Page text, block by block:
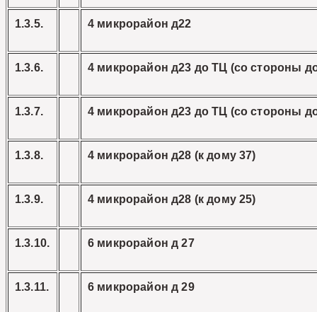
1.3.5. 4 микрорайон д22
1.3.6. 4 микрорайон д23 до ТЦ (со стороны
1.3.7. 4 микрорайон д23 до ТЦ (со стороны
1.3.8. 4 микрорайон д28 (к дому 37)
1.3.9. 4 микрорайон д28 (к дому 25)
1.3.10. 6 микрорайон д 27
1.3.11. 6 микрорайон д 29